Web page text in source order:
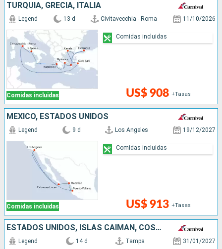
TURQUÍA, GRECIA, ITALIA
Comidas incluidas
Legend 13 d Civitavecchia - Roma 11/10/2026
US$ 908 +Tasas
Comidas incluidas
MÉXICO, ESTADOS UNIDOS
Comidas incluidas
Legend 9 d Los Angeles 19/12/2027
US$ 913 +Tasas
Comidas incluidas
ESTADOS UNIDOS, ISLAS CAIMÁN, COSTA RICA, PANAMÁ, ARUBA, REPÚBLICA DOMINICANA
Legend 14 d Tampa 31/01/2027